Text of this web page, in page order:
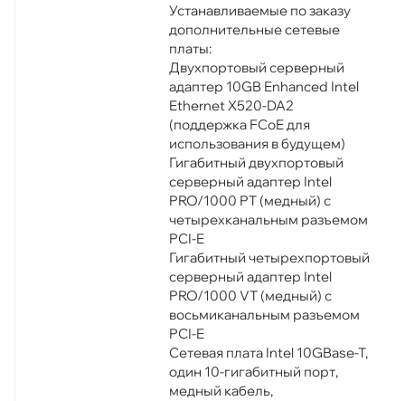
Устанавливаемые по заказу
дополнительные сетевые
платы:
Двухпортовый серверный
адаптер 10GB Enhanced Intel
Ethernet X520-DA2
(поддержка FCoE для
использования в будущем)
Гигабитный двухпортовый
серверный адаптер Intel
PRO/1000 PT (медный) с
четырехканальным разъемом
PCI-E
Гигабитный четырехпортовый
серверный адаптер Intel
PRO/1000 VT (медный) с
восьмиканальным разъемом
PCI-E
Сетевая плата Intel 10GBase-T,
один 10-гигабитный порт,
медный кабель,